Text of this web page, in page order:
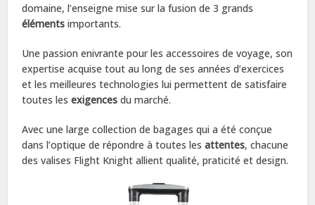
domaine, l’enseigne mise sur la fusion de 3 grands
éléments importants.
Une passion enivrante pour les accessoires de voyage, son
expertise acquise tout au long de ses années d’exercices
et les meilleures technologies lui permettent de satisfaire
toutes lesexigences du marché.
Avec une large collection de bagages qui a été conçue
dans l’optique de répondre à toutes lesattentes, chacune
des valises Flight Knight allient qualité, praticité et design.